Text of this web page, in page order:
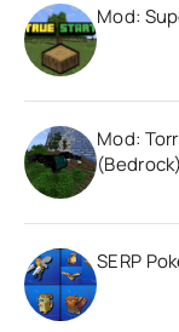
Mod:
Mod:
SERP